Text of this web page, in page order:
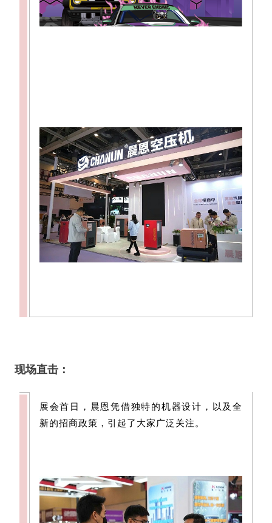
现场直击 ：
展会首日，晨恩凭借独特的机器设计，以及全
新的招商政策，引起了大家广泛关注。